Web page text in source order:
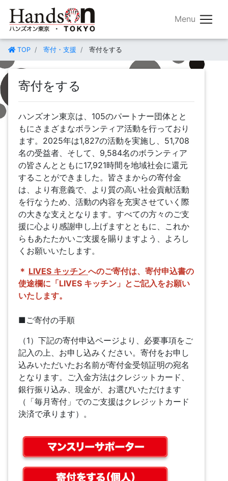
TOP 寄付・支援 寄付をする
寄付をする
ハンズオン東京は、105のパートナー団体とと
もにさまざまなボランティア活動を行っており
ます。2025年は1,827の活動を実施し、51,708
名の受益者、そして、9,584名のボランティア
の皆さんとともに17,921時間を地域社会に還元
することができました。皆さまからの寄付金
は、より有意義で、より質の高い社会貢献活動
を行なうため、活動の内容を充実させていく際
の大きな支えとなります。すべての方々のご支
援に心より感謝申し上げますとともに、これか
らもあたたかいご支援を賜りますよう、よろし
くお願いいたします。
＊ LIVES キッチン へのご寄付は、寄付申込書の
使途欄に「LIVES キッチン」とご記入をお願い
いたします。
■ご寄付の手順
（1）下記の寄付申込ページより、必要事項をご
記入の上、お申し込みください。寄付をお申し
込みいただいたお名前が寄付金受領証明の宛名
となります。ご入金方法はクレジットカード、
銀行振り込み、現金が、お選びいただけます
（「毎月寄付」でのご支援はクレジットカード
決済で承ります）。